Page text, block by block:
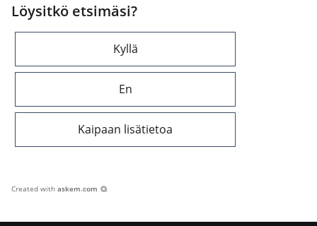
Löysitkö etsimäsi?
Kyllä
En
Kaipaan lisätietoa
Created with askem.com